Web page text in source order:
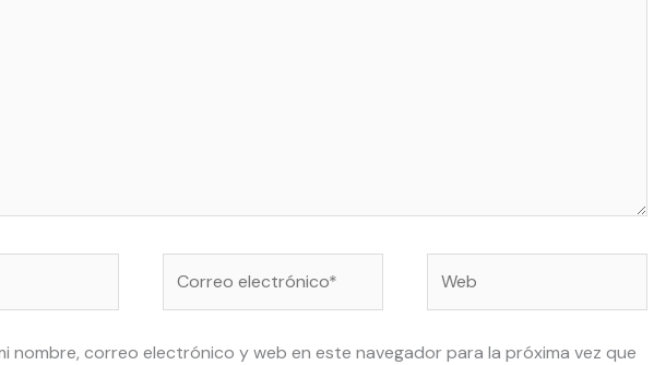
electrónico*
nombre, correo electrónico y web en este navegador para la próxima vez que